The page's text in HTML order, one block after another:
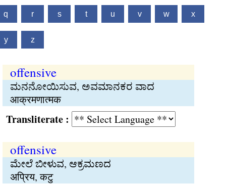
q r s t u v w x
y z
offensive
ಮನನೋಯಿಸುವ, ಅವಮಾನಕರ ವಾದ
आक्रमणात्मक
:
offensive
ಮೇಲೆ ಬೀಳುವ, ಆಕ್ರಮಣದ
अप्रिय, कटु